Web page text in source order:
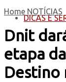
DICAS E
Home NOTÍCIAS
Dnit
etapa
Destino